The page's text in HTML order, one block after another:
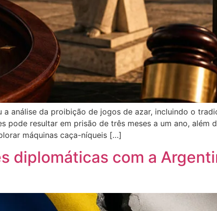
a análise da proibição de jogos de azar, incluindo o
pode resultar em prisão de três meses a um ano, além
máquinas caça-níqueis […]
diplomáticas com a